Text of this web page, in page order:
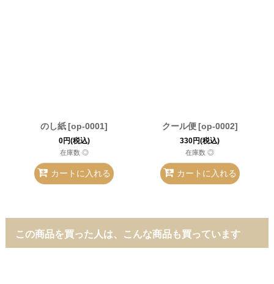
のし紙[op-0001]
0円(税込)
在庫数 ◎
カートに入れる
クール便[op-0002]
330円(税込)
在庫数 ◎
カートに入れる
この商品を買った人は、こんな商品も買っています